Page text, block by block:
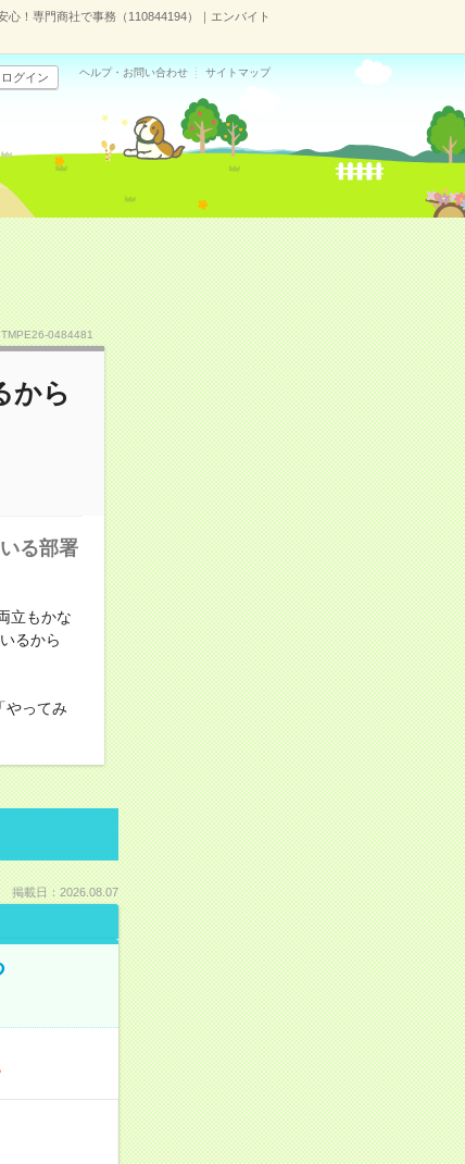
！専門商社で事務（110844194）｜エンバイト
ログイン ヘルプ・お問い合わせ サイトマップ
0484481
から
る部署
立もかな
るから
やってみ
掲載日：2026.08.07